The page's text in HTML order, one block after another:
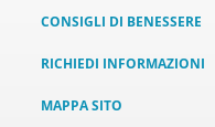
CONSIGLI DI BENESSERE
RICHIEDI INFORMAZIONI
MAPPA SITO